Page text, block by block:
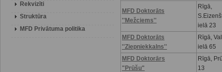
Rekvizīti
Struktūra
MFD Privātuma politika
MFD Doktorāts
''Mežciems''
Rīgā,
ielā 23
MFD Doktorāts
''Ziepniekkalns''
Rīgā,
ielā 65
MFD Doktorārs
"Prūšu"
Rīgā,
13